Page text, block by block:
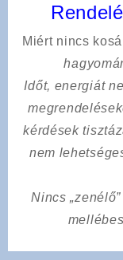
Miért nincs
Időt, energiát
kérdések
nem
Nincs